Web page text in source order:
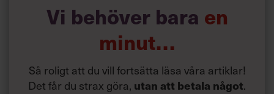
Vi behöver bara en
minut…
Så roligt att du vill fortsätta läsa våra artiklar!
Det får du strax göra, utan att betala något.